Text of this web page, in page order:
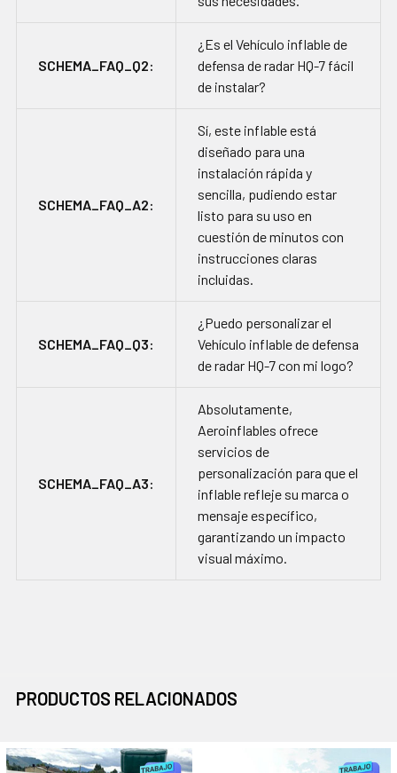
SCHEMA_FAQ_Q2:
¿Es el Vehículo inflable de
defensa de radar HQ-7 fácil
de instalar?
SCHEMA_FAQ_A2:
Sí, este inflable está
diseñado para una
instalación rápida y
sencilla, pudiendo estar
listo para su uso en
cuestión de minutos con
instrucciones claras
incluidas.
SCHEMA_FAQ_Q3:
¿Puedo personalizar el
Vehículo inflable de defensa
de radar HQ-7 con mi logo?
SCHEMA_FAQ_A3:
Absolutamente,
Aeroinflables ofrece
servicios de
personalización para que el
inflable refleje su marca o
mensaje específico,
garantizando un impacto
visual máximo.
PRODUCTOS RELACIONADOS